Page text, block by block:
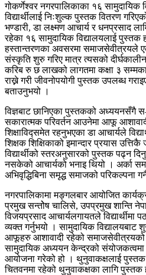
गोकर्णेश्वर नगरपालिकाका १६ सामुदायिक
विद्यार्थीलाई निःशुल्क पुस्तक वितरण
भण्डारी, डा लक्ष्मण आचार्य र धनप्रसाद
रहेका १६ सामुदायिक विद्यालयलाई पुस्तक
हस्तान्तरणका अवसरमा समाजसेवीत्रयले
संस्कृति शुरु गरिए मात्र त्यसको दीर्घकालीन
करिब रु छ लाखको लागतमा कक्षा ३ सम्मका
राख्ने गरी जीवनोपयोगी पुस्तक उपलब्ध
बताउनुभयो ।
विज्ञबाट छानिएका पुस्तकको अध्ययनसँगै
सकारात्मक परिवर्तन आउनेमा आफू
शिक्षाविद्समेत रहनुभएका डा आचार्यले
शिक्षक शिक्षिकाको इमान्दार प्रयास
विद्यार्थीको स्तरअनुसारको पुस्तक पढ्न
नसकेको आचार्यको भनाइ थियो । अर्का
अभिवृद्धिबिना समृद्ध समाजको परिकल्पना
नगरपालिकामा मङ्गलबार आयोजित
प्रमुख सन्तोेष चालिसे, उपप्रमुख शान्ति
विजयप्रसाद आचार्यलगायतले विद्यार्थीमा
व्यक्त गर्नुभयो । सामुदायिक विद्यालयबाट
आफूहरु आशावादी रहेको समाजसेवीत्रयको
सामुदायिक अध्ययन केन्द्रको
आयोजना गरेको हो । थुनुवाकक्षलाई पुस्तक
चितवनमा रहेको थुनुवाकक्षका लागि पुस्तक